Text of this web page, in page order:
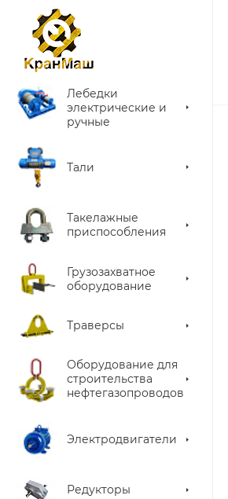
Лебедки
электрические и
ручные
Тали
Такелажные
приспособления
Грузозахватное
оборудование
Траверсы
Оборудование для
строительства
нефтегазопроводов
Электродвигатели
Редукторы